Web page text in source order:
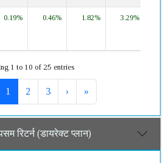
0.19% 0.46% 1.82% 3.29%
1 to 10 of 25 entries
1 2 3 › »
रिटर्न (डायरेक्ट प्लान)